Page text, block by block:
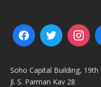
Soho Capital Building, 19th
Jl. S. Parman Kav 28